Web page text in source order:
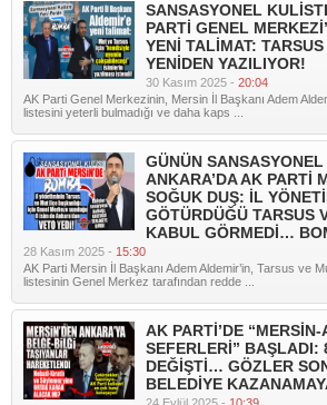
SANSASYONEL
PARTİ GENEL
YENİ TALİMAT:
YENİDEN YAZILIYOR!
30 Kasım 2025 - 20:04
AK Parti Genel Merkezinin, Mersin İl Başkanı Adem
listesini yeterli bulmadığı ve daha kaps ...
GÜNÜN
ANKARA’DA AK PARTİ
SOĞUK DUŞ: İL
GÖTÜRDÜĞÜ TARSUS
KABUL GÖRMEDİ…
28 Kasım 2025 - 15:30
AK Parti Mersin İl Başkanı Adem Aldemir’in, Tarsus ve
listesinin Genel Merkez tarafından redde ...
AK PARTİ’DE
SEFERLERİ” BAŞLADI:
DEĞİŞTİ… GÖZLER
BELEDİYE